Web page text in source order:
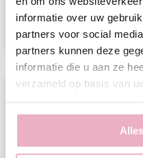
informatie over uw
partners voor social
partners kunnen deze
informatie die u aan ze
verzameld op basis van
READ MORE »